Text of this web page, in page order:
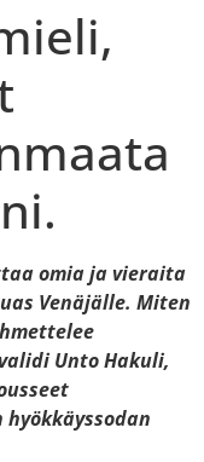
omia ja vieraita
Venäjälle. Miten
Unto Hakuli,